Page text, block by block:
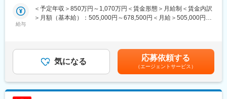
・担当案件によって出張や残業が発生します。他県で行う案件
は、平日は案剣先、週末に帰ってくる働き方となる可能性もあり
◇通信やSDGsに関わるものは、人々が生活していくうえで欠かせ
ないものです。当社は社会インフラというニーズの高い事業の中
で、大手通信会社など多くの取引実績があるため、安定して依頼
が入り続けています。
◇取引先は、既存顧客がほとんど。お客様もルールや交渉の仕方
当社は2016年に環境大臣より「エコ・ファースト企業」に認定さ
れ、従前に増して環境経営先進企業として環境法令順守はもとよ
■業務内容：
同社の施工建設現場の環境業務の支援及び管理業務をお任せいた
します。環境管理は、建設工事中の廃棄物の産廃・騒音・振動・
大気汚染・水質汚濁などを抑制し、周辺環境への影響を最小限に
給与
＜予定年収＞850万円～1,070万円＜賃金形態＞月給制＜賃金内訳
＞月額（基本給）：505,000円～678,500円＜月給＞505,000円～
歳：1070万／42歳：1150万※地域限定職を選択の場合はモデル年
収から7割程度の提示になります。賃金はあくまでも目安の金額で
あり、選考を通じて上下する可能性があります。月給(月額)は固定
手当を含めた表記です。
気になる 応募依頼する
（エージェントサービス）